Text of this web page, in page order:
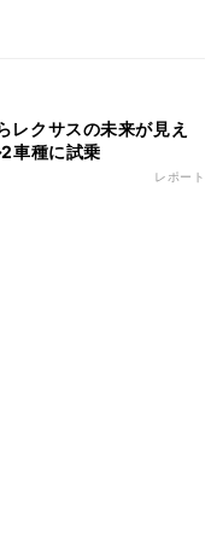
レクサスの未来が見え
車種に試乗
レポート